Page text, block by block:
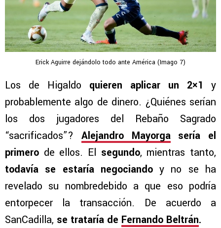
Erick Aguirre dejándolo todo ante América (Imago 7)
Los de Higaldo quieren aplicar un 2×1
y
probablemente algo de dinero. ¿Quiénes serían
los dos jugadores del Rebaño Sagrado
“sacrificados”? Alejandro Mayorgasería el
primero de ellos. El segundo, mientras tanto,
todavía se estaría negociandoy no se ha
revelado su nombredebido a que eso podría
entorpecer la transacción. De acuerdo a
SanCadilla, se trataría de Fernando Beltrán.